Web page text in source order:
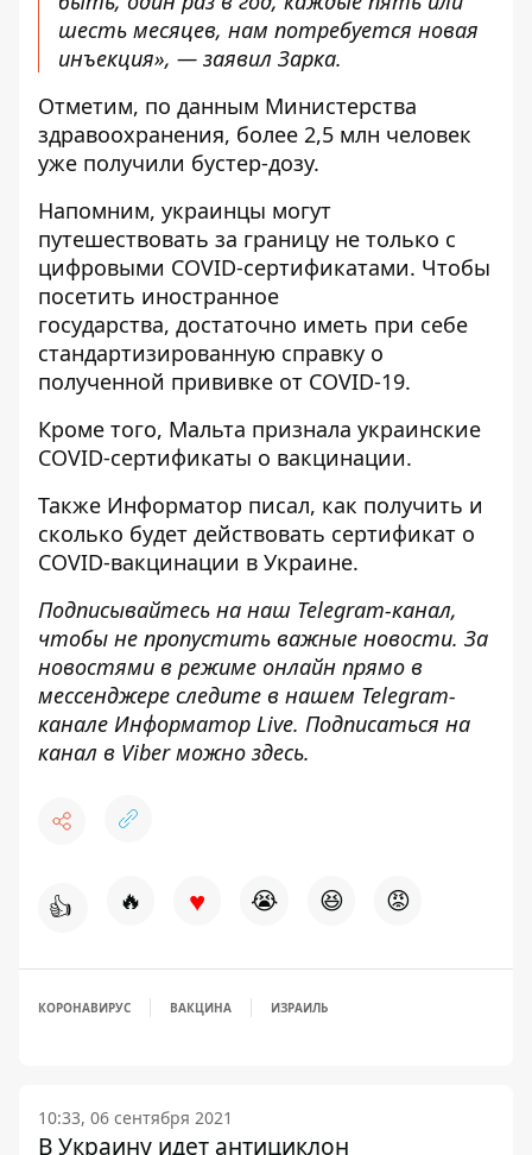
шесть месяцев, нам потребуется новая
инъекция», — заявил Зарка.
Отметим, по данным Министерства
здравоохранения, более 2,5 млн человек
уже получили бустер-дозу.
Напомним, украинцы могут
путешествовать за границу не только с
цифровыми COVID-сертификатами. Чтобы
посетить иностранное
государства, достаточно иметь при себе
стандартизированную справку о
полученной прививке от COVID-19.
Кроме того, Мальта признала украинские
COVID-сертификаты о вакцинации.
Также Информатор писал, как получить и
сколько будет действовать сертификат о
COVID-вакцинации в Украине.
Подписывайтесь на наш Telegram-канал,
чтобы не пропустить важные новости. За
новостями в режиме онлайн прямо в
мессенджере следите в нашем Telegram-
канале Информатор Live. Подписаться на
канал в Viber можно здесь.
👍 🔥 ♥ 😭 😆 😡
КОРОНАВИРУС ВАКЦИНА ИЗРАИЛЬ
10:33, 06 сентября 2021
В Украину идет антициклон